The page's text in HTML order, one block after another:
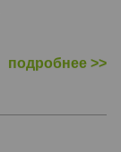
подробнее >>